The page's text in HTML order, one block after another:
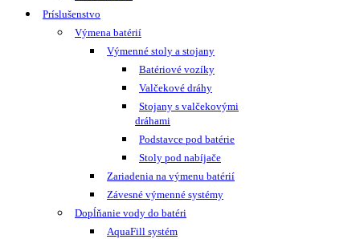
Príslušenstvo
Výmena batérií
Výmenné stoly a stojany
Batériové vozíky
Valčekové dráhy
Stojany s valčekovými
dráhami
Podstavce pod batérie
Stoly pod nabíjače
Zariadenia na výmenu batérií
Závesné výmenné systémy
Dopĺňanie vody do batéri
AquaFill systém